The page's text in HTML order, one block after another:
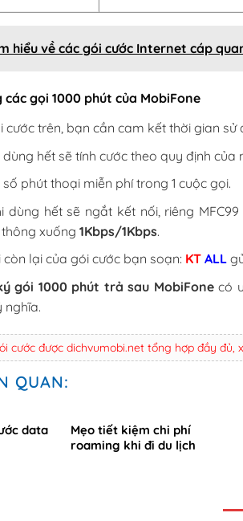
hiểu về các gói cước Internet cáp
các gọi 1000 phút của MobiFone
cước trên, bạn cần cam kết thời gian sử
hết sẽ tính cước theo quy định của
phút thoại miễn phí trong 1 cuộc gọi.
dùng hết sẽ ngắt kết nối, riêng
xuống 1Kbps/1Kbps.
lại của gói cước bạn soạn: KT ALL
gói 1000 phút trả sau MobiFonecó
nghĩa.
cước được dichvumobi.net tổng hợp đầy đủ,
QUAN:
data
Mẹo tiết kiệm chi phí
roaming khi đi du lịch